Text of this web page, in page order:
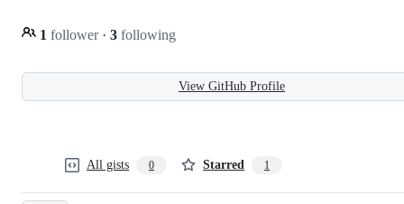
1 follower · 3 following
View GitHub Profile
All gists 0 Starred 1